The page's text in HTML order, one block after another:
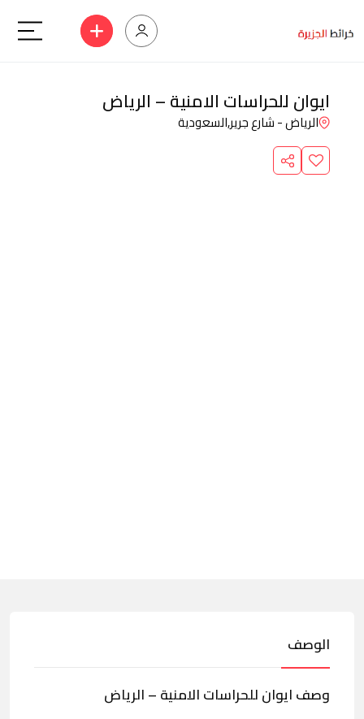
ايوان للحراسات الامنية – الرياض
الرياض - شارع جرير,السعودية
الوصف
وصف ايوان للحراسات الامنية – الرياض